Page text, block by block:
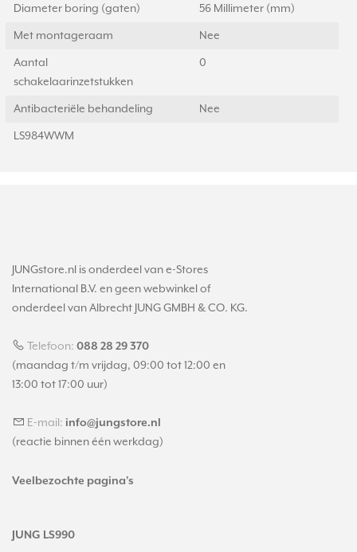
Diameter boring (gaten) 56 Millimeter (mm)
Met montageraam Nee
Aantal
schakelaarinzetstukken
0
Antibacteriële behandeling Nee
LS984WWM
JUNGstore.nl is onderdeel van e-Stores
International B.V. en geen webwinkel of
onderdeel van Albrecht JUNG GMBH & CO. KG.
Telefoon: 088 28 29 370
(maandag t/m vrijdag, 09:00 tot 12:00 en
13:00 tot 17:00 uur)
E-mail: info@jungstore.nl
(reactie binnen één werkdag)
Veelbezochte pagina's
JUNG LS990